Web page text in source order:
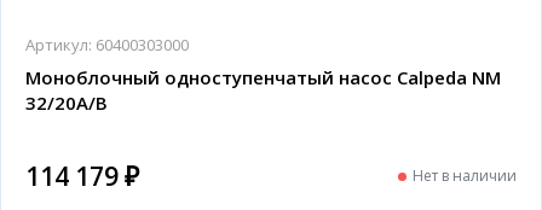
Артикул: 60400303000
Моноблочный одноступенчатый насос Calpeda NM
32/20A/B
114 179 ₽ Нет в наличии